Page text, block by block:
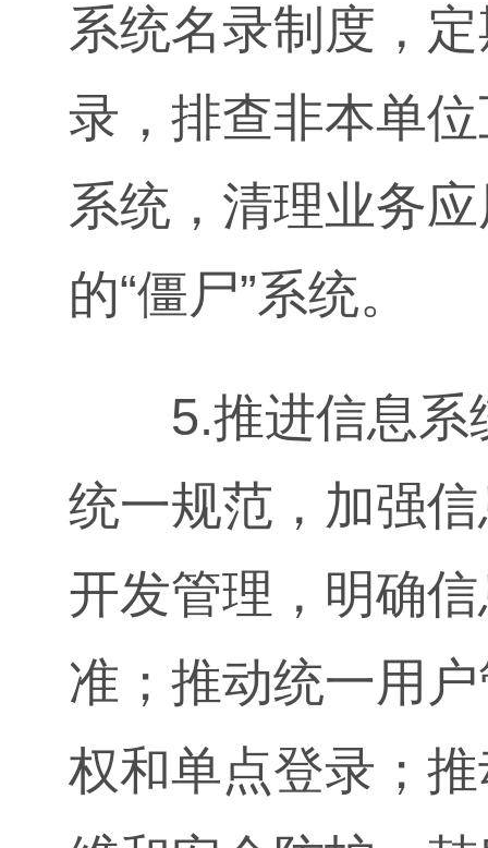
系统名录制度，
录，排查非本单
系统，清理业务
的“僵尸”系统。
5.推进信息系统
统一规范，加强
开发管理，明确
准；推动统一用
权和单点登录；